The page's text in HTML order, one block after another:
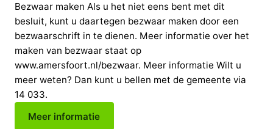
Bezwaar maken Als u het niet eens bent met dit
besluit, kunt u daartegen bezwaar maken door een
bezwaarschrift in te dienen. Meer informatie over het
maken van bezwaar staat op
www.amersfoort.nl/bezwaar. Meer informatie Wilt u
meer weten? Dan kunt u bellen met de gemeente via
14 033.
Meer informatie